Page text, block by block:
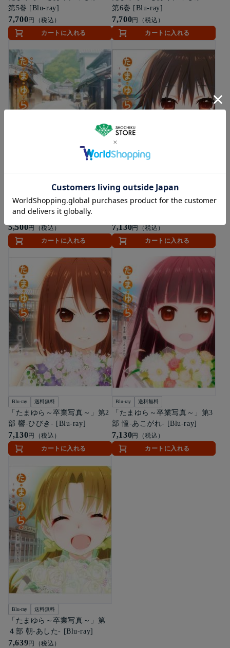
第5巻 [Blu-ray]
7,700円（税込）
カートに入れる
第6巻 [Blu-ray]
7,700円（税込）
カートに入れる
OVAたまゆら～もあぐれっし
ぶ～ [Blu-ray]
5,500円（税込）
カートに入れる
Blu-ray
「たまゆら～卒業写真～」第1
7,130円（税込）
カートに入れる
Blu-ray 送料無料
「たまゆら～卒業写真～」第2
部 響-ひびき- [Blu-ray]
7,130円（税込）
カートに入れる
Blu-ray 送料無料
「たまゆら～卒業写真～」第3
部 憧-あこがれ- [Blu-ray]
7,130円（税込）
カートに入れる
Blu-ray 送料無料
「たまゆら～卒業写真～」第
４部 朝-あした- [Blu-ray]
7,639円（税込）